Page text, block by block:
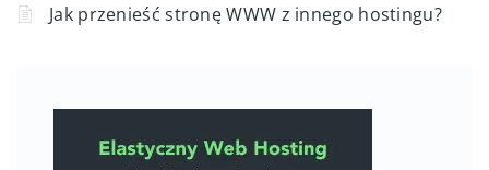
Jak przenieść stronę WWW z innego hostingu?